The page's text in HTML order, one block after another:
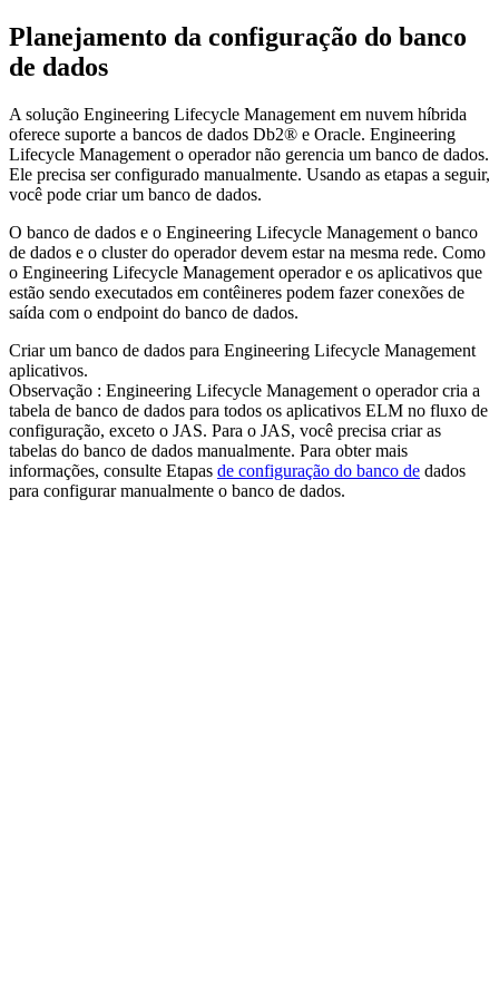
Planejamento da configuração do banco
de dados
A solução Engineering Lifecycle Management em nuvem híbrida
oferece suporte a bancos de dados Db2® e Oracle. Engineering
Lifecycle Management o operador não gerencia um banco de dados.
Ele precisa ser configurado manualmente. Usando as etapas a seguir,
você pode criar um banco de dados.
O banco de dados e o Engineering Lifecycle Management o banco
de dados e o cluster do operador devem estar na mesma rede. Como
o Engineering Lifecycle Management operador e os aplicativos que
estão sendo executados em contêineres podem fazer conexões de
saída com o endpoint do banco de dados.
Criar um banco de dados para Engineering Lifecycle Management
aplicativos.
Observação : Engineering Lifecycle Management o operador cria a
tabela de banco de dados para todos os aplicativos ELM no fluxo de
configuração, exceto o JAS. Para o JAS, você precisa criar as
tabelas do banco de dados manualmente. Para obter mais
informações, consulte Etapas de configuração do banco de dados
para configurar manualmente o banco de dados.